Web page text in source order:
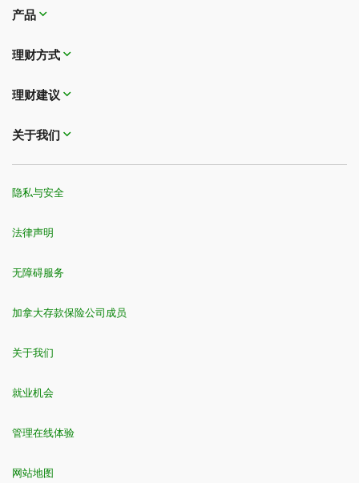
产品
理财方式
理财建议
关于我们
隐私与安全
法律声明
无障碍服务
加拿大存款保险公司成员
关于我们
就业机会
管理在线体验
网站地图